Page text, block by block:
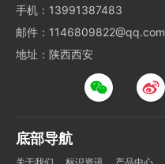
手机：13991387483
邮件：1146809822@qq.com
地址：陕西西安
底部导航